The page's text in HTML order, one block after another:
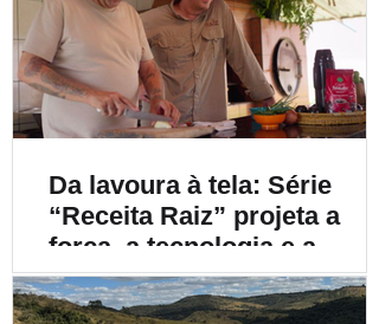
Da lavoura à tela: Série
“Receita Raiz” projeta a
força, a tecnologia e a
diversidade do café
brasileiro para o mundo